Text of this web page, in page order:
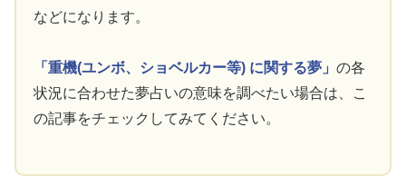
などになります。
「重機(ユンボ、ショベルカー等) に関する夢」の各
状況に合わせた夢占いの意味を調べたい場合は、こ
の記事をチェックしてみてください。